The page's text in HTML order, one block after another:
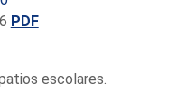
PDF
escolares.